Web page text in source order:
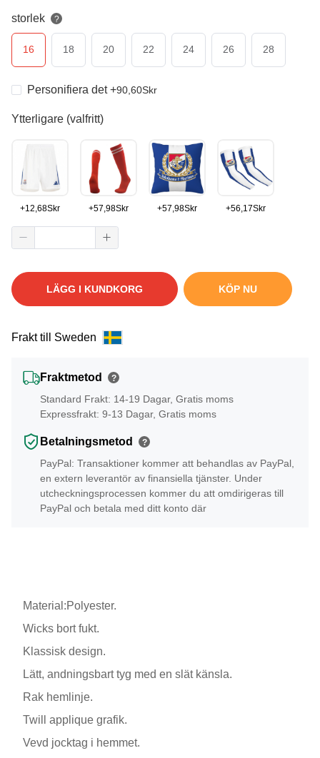
storlek ?
16 18 20 22 24 26 28
Personifiera det+90,60Skr
Ytterligare (valfritt)
+12,68Skr +57,98Skr +57,98Skr +56,17Skr
LÄGG I KUNDKORG KÖP NU
Frakt till Sweden
Fraktmetod ?
Standard Frakt: 14-19 Dagar, Gratis moms
Expressfrakt: 9-13 Dagar, Gratis moms
Betalningsmetod ?
PayPal: Transaktioner kommer att behandlas av PayPal,
en extern leverantör av finansiella tjänster. Under
utcheckningsprocessen kommer du att omdirigeras till
PayPal och betala med ditt konto där
Material:Polyester.
Wicks bort fukt.
Klassisk design.
Lätt, andningsbart tyg med en slät känsla.
Rak hemlinje.
Twill applique grafik.
Vevd jocktag i hemmet.